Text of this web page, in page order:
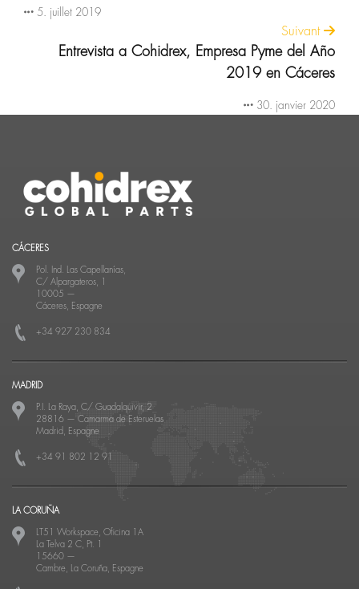
5. juillet 2019
Suivant
Entrevista a Cohidrex, Empresa Pyme del Año
2019 en Cáceres
30. janvier 2020
CÁCERES
Pol. Ind. Las Capellanías,
C/ Alpargateros, 1
10005 —
Cáceres, Espagne
+34 927 230 834
MADRID
P.I. La Raya, C/ Guadalquivir, 2
28816 — Camarma de Esteruelas
Madrid, Espagne
+34 91 802 12 91
LA CORUÑA
LT51 Workspace, Oficina 1A
La Telva 2 C, Pt. 1
15660 —
Cambre, La Coruña, Espagne